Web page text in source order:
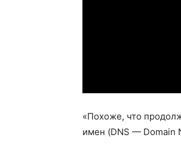
«Похоже, что
имен (DNS — Domain